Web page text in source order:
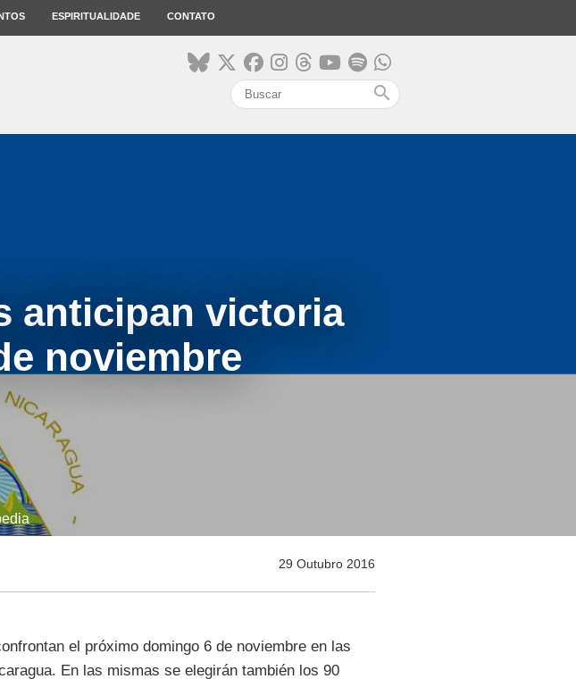
ESPIRITUALIDADE CONTATO
search
anticipan victoria
noviembre
29 Outubro 2016
el próximo domingo 6 de noviembre en las
En las mismas se elegirán también los 90